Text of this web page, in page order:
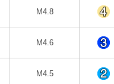
M4.8
M4.6
M4.5